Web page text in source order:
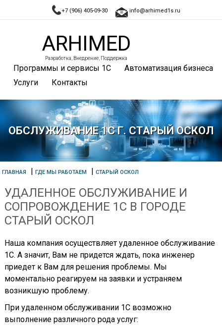
+7 (906) 405-09-30 info@arhimed1s.ru
ARHIMED
Разработка, Внедрение, Поддержка
Программы и сервисы 1С
Автоматизация бизнеса
Услуги
Контакты
ОБСЛУЖИВАНИЕ 1С Г. СТАРЫЙ ОСКОЛ
ГЛАВНАЯ |ГДЕ МЫ РАБОТАЕМ |СТАРЫЙ ОСКОЛ
УДАЛЕННОЕ ОБСЛУЖИВАНИЕ И
СОПРОВОЖДЕНИЕ 1С В ГОРОДЕ
СТАРЫЙ ОСКОЛ
Наша компания осуществляет удаленное обслуживание
1С. А значит, Вам не придется ждать, пока инженер
приедет к Вам для решения проблемы. Мы
моментально реагируем на заявки и устраняем
возникшую проблему.
При удаленном обслуживании 1С возможно
выполнение различного рода услуг: